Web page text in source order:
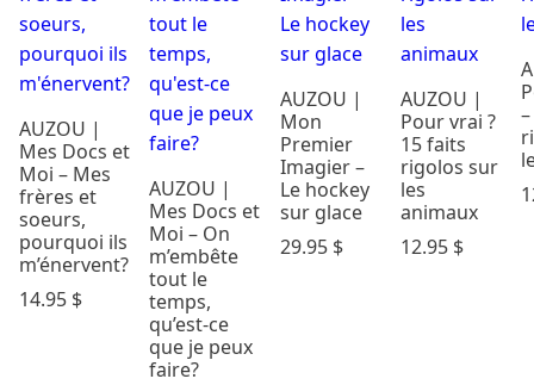
AUZOU |
Mes Docs et
Moi – Mes
frères et
soeurs,
pourquoi ils
m’énervent?
14.95 $
AUZOU |
Mes Docs et
Moi – On
m’embête
tout le
temps,
qu’est-ce
que je peux
faire?
AUZOU |
Mon
Premier
Imagier –
Le hockey
sur glace
29.95 $
AUZOU |
Pour vrai ?
15 faits
rigolos sur
les
animaux
12.95 $